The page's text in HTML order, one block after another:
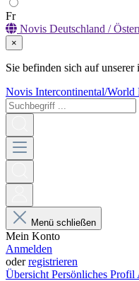
Fr
Novis Deutschland /
×
Sie befinden sich auf
Novis Intercontinental/World
Menü schließen
Mein Konto
Anmelden
oderregistrieren
Übersicht Persönliches Profil